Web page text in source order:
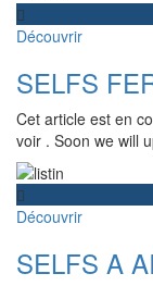
Découvrir
SELFS
Cet article est en
voir . Soon we will
Découvrir
SELFS A